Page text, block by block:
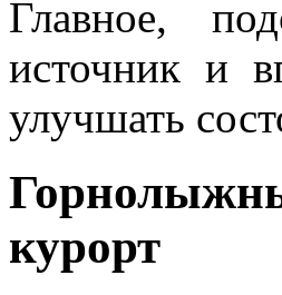
Главное,
источник и
улучшать
курорт